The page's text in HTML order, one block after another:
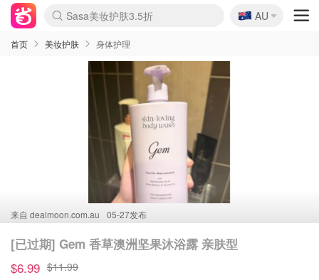
lululemon折扣上新
Sasa美妆护肤3.5折
SSENSE年中2.5折
FreshBeauty好价汇总
Cettire降价+叠9折
WWS Coles超市实拍
viagogo二手票捡漏
Myer超级周末
The Outnet奢牌1折起
David Jones 3折起
Flannels大牌1折
Perfumes Club护肤1折
AMIRO面罩$251
Amazon折扣汇总
eToro入金$200送$50
Amazon数码好物
ICONIC本周7.5折
ThedoubleF高奢地板价
Moose Knuckles 6折
丝芙兰5折起
EUFY摄像头$98
Selenichast首饰2折
Trip机票酒店促销
YSL送5件彩妆礼
Amazon家居好物
Amazon美妆护肤
雅漾大喷$8
过敏原检测盒$33
伊索独家赠50ml沐浴露
科颜氏高保湿面霜$29
SEALIFE海洋馆门票6折
丝塔芙大白罐$16
订阅Newsletter送香薰
Cult Beauty 6.8折
Harrods圣诞日历$525
LN-CC奢牌私促3折
d'Alba空姐喷雾$16
EVE LOM套装£56
Bernardelli独家4折
Adore Beauty 6折起
CT圣诞日历
Mytheresa奢品2.7折
Luxury Escapes 9折
Currentbody美容仪$881
MOON Garden Live
Roborock扫地机$649
Tingo Life水杯$24
Valentino官网5折
CR洗护套装$23
修丽可4件套$159
Myer彩妆2件7折
GANNI官网4.5折
Stylevana韩妆4折
Tessabit高奢8.5折
OGX洗发水$11
Amazon阿德莱德次日达
卡诗8.5折+赠礼
Philips Hue灯具8折
🇦🇺
AU
首页 美妆护肤 身体护理
来自 dealmoon.com.au 05-27发布
[已过期] Gem 香草澳洲坚果沐浴露 亲肤型
$6.99 $11.99